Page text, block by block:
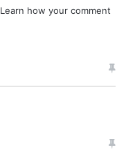
Learn how your comment